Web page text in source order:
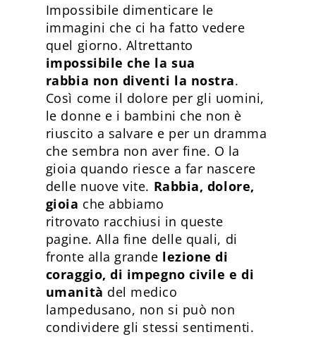
Impossibile dimenticare le
immagini che ci ha fatto vedere
quel giorno. Altrettanto
impossibile che la sua
rabbia non diventi la nostra.
Così come il dolore per gli uomini,
le donne e i bambini che non è
riuscito a salvare e per un dramma
che sembra non aver fine. O la
gioia quando riesce a far nascere
delle nuove vite. Rabbia, dolore,
gioia che abbiamo
ritrovato racchiusi in queste
pagine. Alla fine delle quali, di
fronte alla grande lezione di
coraggio, di impegno civile e di
umanità del medico
lampedusano, non si può non
condividere gli stessi sentimenti.